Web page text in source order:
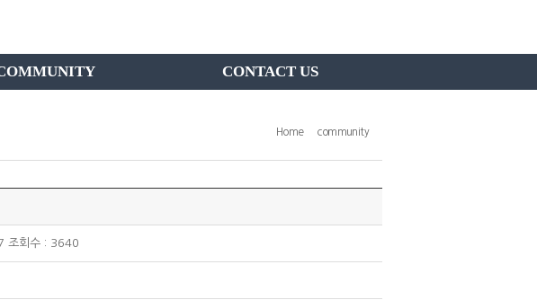
CONTACT US
Home community
조회수 : 3640